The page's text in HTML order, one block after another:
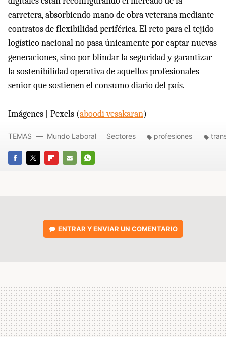
carretera, absorbiendo mano de obra veterana mediante
contratos de flexibilidad periférica. El reto para el tejido
logístico nacional no pasa únicamente por captar nuevas
generaciones, sino por blindar la seguridad y garantizar
la sostenibilidad operativa de aquellos profesionales
senior que sostienen el consumo diario del país.
Imágenes | Pexels (aboodi vesakaran)
FACEBOOK
TWITTERFLIPBOARD
E-
WHATSAPP
TEMAS Mundo Laboral Sectores profesiones
ENTRAR Y ENVIAR UN COMENTARIO